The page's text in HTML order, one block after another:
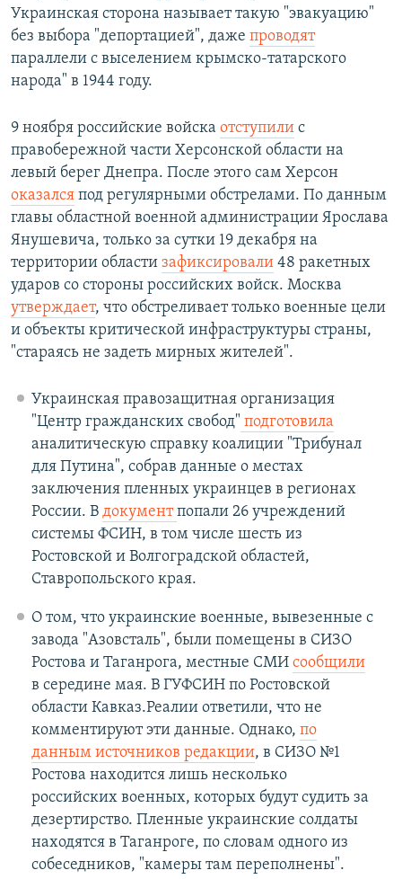
Украинская сторона называет такую "эвакуацию"
без выбора "депортацией", даже проводят
параллели с выселением крымско-татарского
народа" в 1944 году.
9 ноября российские войска отступили с
правобережной части Херсонской области на
левый берег Днепра. После этого сам Херсон
оказался под регулярными обстрелами. По данным
главы областной военной администрации Ярослава
Янушевича, только за сутки 19 декабря на
территории области зафиксировали 48 ракетных
ударов со стороны российских войск. Москва
утверждает, что обстреливает только военные цели
и объекты критической инфраструктуры страны,
"стараясь не задеть мирных жителей".
Украинская правозащитная организация
"Центр гражданских свобод" подготовила
аналитическую справку коалиции "Трибунал
для Путина", собрав данные о местах
заключения пленных украинцев в регионах
России. В документпопали 26 учреждений
системы ФСИН, в том числе шесть из
Ростовской и Волгоградской областей,
Ставропольского края.
О том, что украинские военные, вывезенные с
завода "Азовсталь", были помещены в СИЗО
Ростова и Таганрога, местные СМИ сообщили
в середине мая. В ГУФСИН по Ростовской
области Кавказ.Реалии ответили, что не
комментируют эти данные. Однако, по
данным источников редакции, в СИЗО №1
Ростова находится лишь несколько
российских военных, которых будут судить за
дезертирство. Пленные украинские солдаты
находятся в Таганроге, по словам одного из
собеседников, "камеры там переполнены".